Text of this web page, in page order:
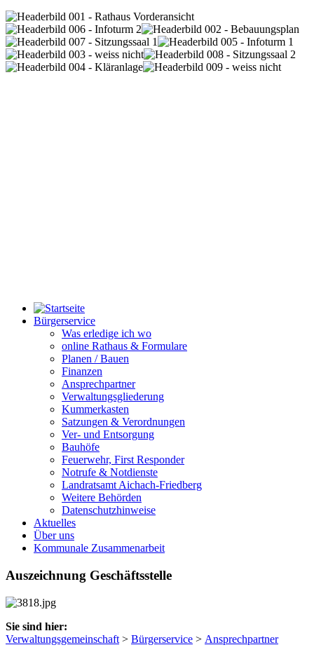
Bürgerservice
Was erledige ich wo
online Rathaus & Formulare
Planen / Bauen
Finanzen
Ansprechpartner
Verwaltungsgliederung
Kummerkasten
Satzungen & Verordnungen
Ver- und Entsorgung
Bauhöfe
Feuerwehr, First Responder
Notrufe & Notdienste
Landratsamt Aichach-Friedberg
Weitere Behörden
Datenschutzhinweise
Aktuelles
Über uns
Kommunale Zusammenarbeit
Auszeichnung Geschäftsstelle
Sie sind hier:
Verwaltungsgemeinschaft > Bürgerservice > Ansprechpartner